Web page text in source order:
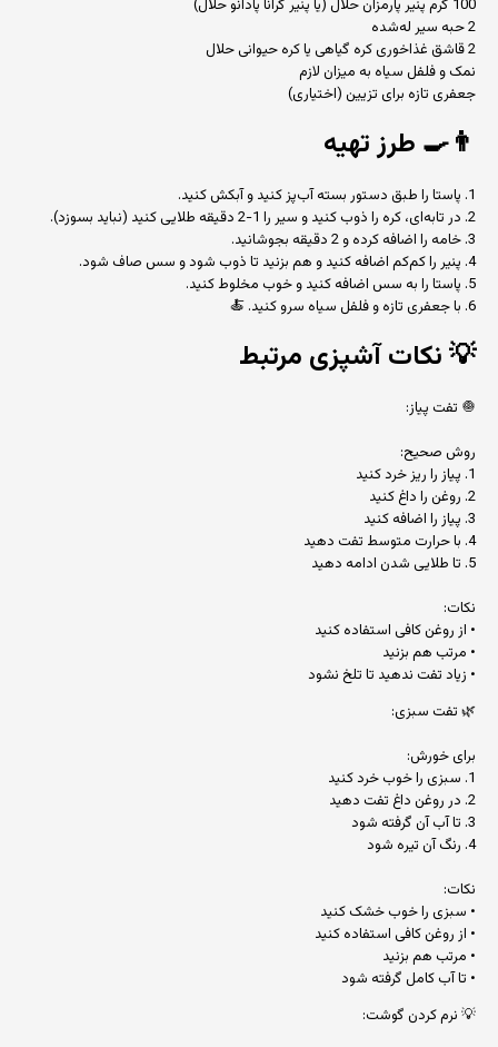
100 گرم پنیر پارمزان حلال (یا پنیر گرانا پادانو حلال)
2 حبه سیر له‌شده
2 قاشق غذاخوری کره گیاهی یا کره حیوانی حلال
نمک و فلفل سیاه به میزان لازم
جعفری تازه برای تزیین (اختیاری)
👨‍🍳 طرز تهیه
1. پاستا را طبق دستور بسته آب‌پز کنید و آبکش کنید.
2. در تابه‌ای، کره را ذوب کنید و سیر را 1-2 دقیقه طلایی کنید (نباید بسوزد).
3. خامه را اضافه کرده و 2 دقیقه بجوشانید.
4. پنیر را کم‌کم اضافه کنید و هم بزنید تا ذوب شود و سس صاف شود.
5. پاستا را به سس اضافه کنید و خوب مخلوط کنید.
6. با جعفری تازه و فلفل سیاه سرو کنید. 🍝
💡نکات آشپزی مرتبط
🧅 تفت پیاز:
روش صحیح:
1. پیاز را ریز خرد کنید
2. روغن را داغ کنید
3. پیاز را اضافه کنید
4. با حرارت متوسط تفت دهید
5. تا طلایی شدن ادامه دهید
نکات:
• از روغن کافی استفاده کنید
• مرتب هم بزنید
• زیاد تفت ندهید تا تلخ نشود
🌿 تفت سبزی:
برای خورش:
1. سبزی را خوب خرد کنید
2. در روغن داغ تفت دهید
3. تا آب آن گرفته شود
4. رنگ آن تیره شود
نکات:
• سبزی را خوب خشک کنید
• از روغن کافی استفاده کنید
• مرتب هم بزنید
• تا آب کامل گرفته شود
💡 نرم کردن گوشت: